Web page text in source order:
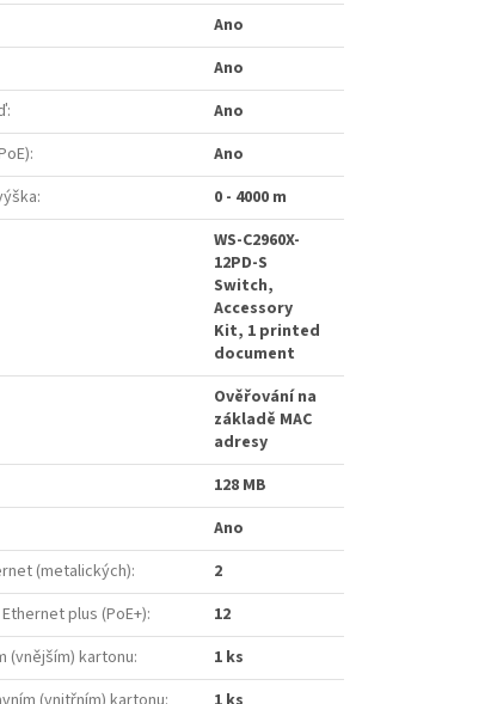
Ano
Ano
:
Ano
:
Ano
: 0 - 4000 m
WS-C2960X-
12PD-S
Switch,
Accessory
Kit, 1 printed
document
Ověřování na
základě MAC
adresy
128 MB
Ano
(metalických):
2
plus (PoE+):
12
(vnějším) kartonu:
1 ks